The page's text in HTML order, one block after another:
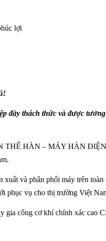
lợi
đầy thách thức và được
THẾ HÀN – MÁY HÀN
và phân phối máy trên
phục vụ cho thị trường Việt
gia công cơ khí chính xác cao